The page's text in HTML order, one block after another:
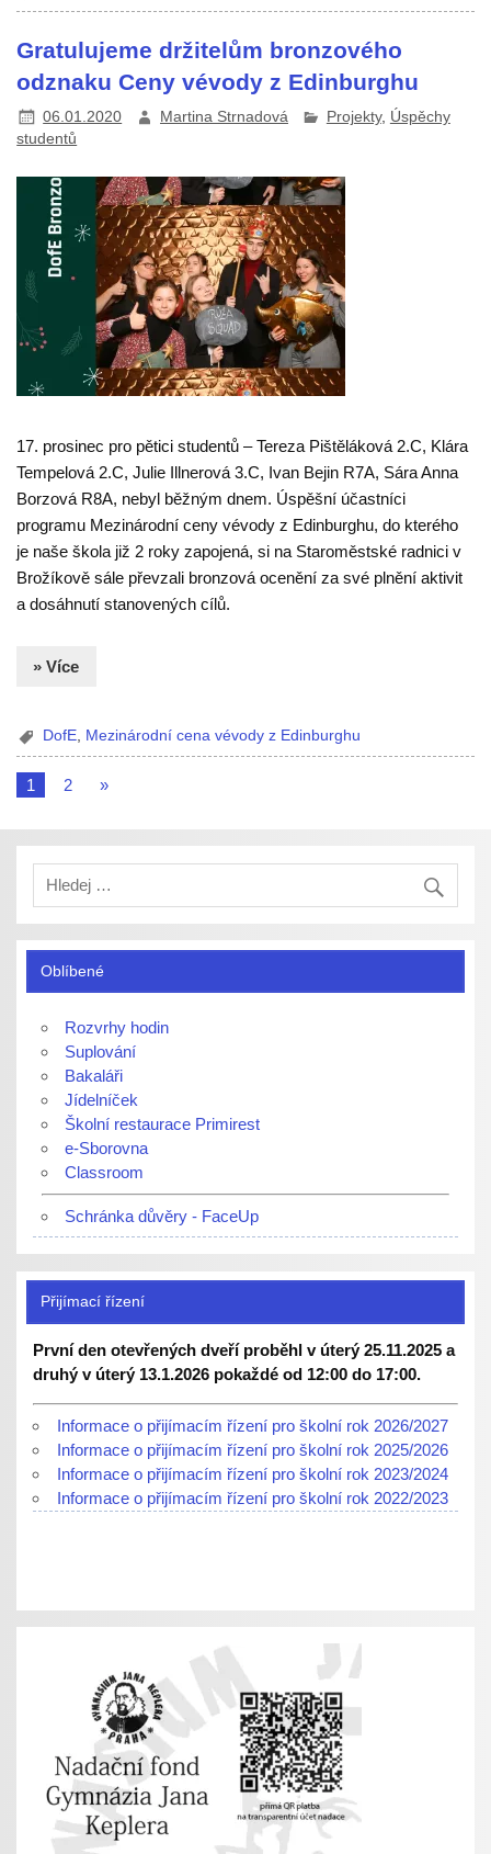
Gratulujeme držitelům bronzového
odznaku Ceny vévody z Edinburghu
06.01.2020 Martina Strnadová Projekty, Úspěchy
studentů
17. prosinec pro pětici studentů – Tereza Pištěláková 2.C, Klára
Tempelová 2.C, Julie Illnerová 3.C, Ivan Bejin R7A, Sára Anna
Borzová R8A, nebyl běžným dnem. Úspěšní účastníci
programu Mezinárodní ceny vévody z Edinburghu, do kterého
je naše škola již 2 roky zapojená, si na Staroměstské radnici v
Brožíkově sále převzali bronzová ocenění za své plnění aktivit
a dosáhnutí stanovených cílů.
» Více
DofE Mezinárodní cena vévody z Edinburghu
1 2 »
Oblíbené
Rozvrhy hodin
Suplování
Bakaláři
Jídelníček
Školní restaurace Primirest
e-Sborovna
Classroom
Schránka důvěry - FaceUp
Přijímací řízení
První den otevřených dveří proběhl v úterý 25.11.2025 a
druhý v úterý 13.1.2026 pokaždé od 12:00 do 17:00.
Informace o přijímacím řízení pro školní rok 2026/2027
Informace o přijímacím řízení pro školní rok 2025/2026
Informace o přijímacím řízení pro školní rok 2023/2024
Informace o přijímacím řízení pro školní rok 2022/2023